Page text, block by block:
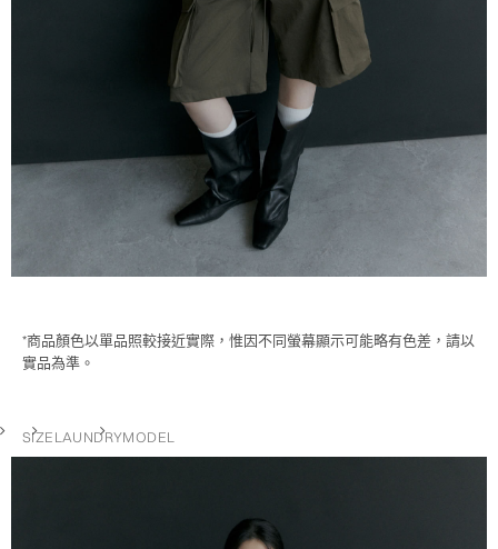
*商品顏色以單品照較接近實際，惟因不同螢幕顯示可能略有色差，請以
實品為準。
SIZELAUNDRYMODEL